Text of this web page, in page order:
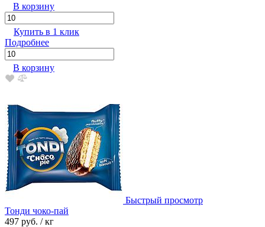
В корзину
Купить в 1 клик
Подробнее
В корзину
Быстрый просмотр
Тонди чоко-пай
497 руб. / кг